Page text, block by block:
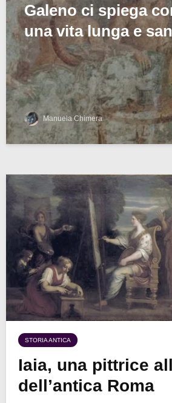
Galeno ci spiega
una vita lunga e
Manuela Chimera
STORIA ANTICA
Iaia, una pittrice
dell’antica Roma